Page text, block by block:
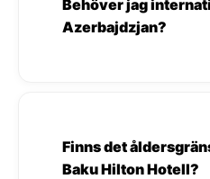
Behöver jag
Azerbajdzjan?
Finns det
Baku Hilton Hotell?